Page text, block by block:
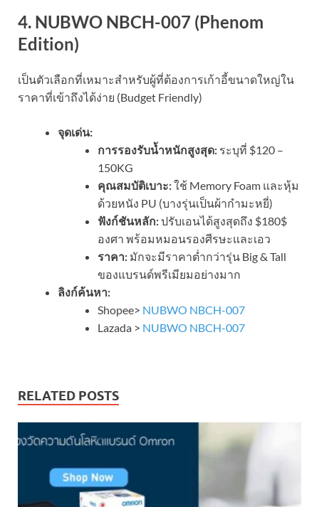
4. NUBWO NBCH-007 (Phenom
Edition)
เป็นตัวเลือกที่เหมาะสำหรับผู้ที่ต้องการเก้าอี้ขนาดใหญ่ใน
ราคาที่เข้าถึงได้ง่าย (Budget Friendly)
จุดเด่น:
การรองรับน้ำหนักสูงสุด: ระบุที่ $120 –
150KG
คุณสมบัติเบาะ:ใช้ Memory Foam และหุ้ม
ด้วยหนัง PU (บางรุ่นเป็นผ้ากำมะหยี่)
ฟังก์ชันหลัก:ปรับเอนได้สูงสุดถึง $180$
องศา พร้อมหมอนรองศีรษะและเอว
ราคา: มักจะมีราคาต่ำกว่ารุ่น Big & Tall
ของแบรนด์พรีเมียมอย่างมาก
ลิงก์ค้นหา:
Shopee> NUBWO NBCH-007
Lazada > NUBWO NBCH-007
RELATED POSTS